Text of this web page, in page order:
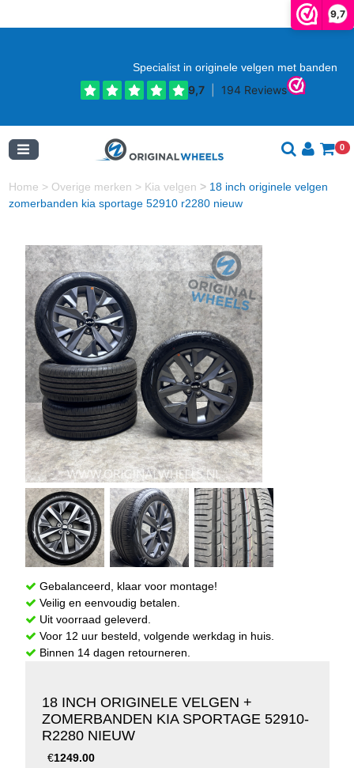
9,7
Specialist in originele velgen met banden
0
Home > Overige merken > Kia velgen > 18 inch originele velgen
zomerbanden kia sportage 52910 r2280 nieuw
Gebalanceerd, klaar voor montage!
Veilig en eenvoudig betalen.
Uit voorraad geleverd.
Voor 12 uur besteld, volgende werkdag in huis.
Binnen 14 dagen retourneren.
18 INCH ORIGINELE VELGEN +
ZOMERBANDEN KIA SPORTAGE 52910-
R2280 NIEUW
€1249.00